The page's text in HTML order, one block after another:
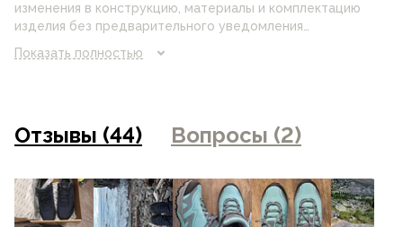
изменения в конструкцию, материалы и комплектацию
изделия без предварительного уведомления
отличаться от реального цвета товара, что связано с
магазинах
Показать полностью
Отзывы (44) Вопросы (2)